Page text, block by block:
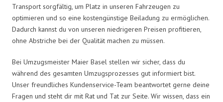
Transport sorgfältig, um Platz in unseren Fahrzeugen zu
optimieren und so eine kostengünstige Beiladung zu ermöglichen.
Dadurch kannst du von unseren niedrigeren Preisen profitieren,
ohne Abstriche bei der Qualität machen zu müssen.
Bei Umzugsmeister Maier Basel stellen wir sicher, dass du
während des gesamten Umzugsprozesses gut informiert bist.
Unser freundliches Kundenservice-Team beantwortet gerne deine
Fragen und steht dir mit Rat und Tat zur Seite. Wir wissen, dass ein